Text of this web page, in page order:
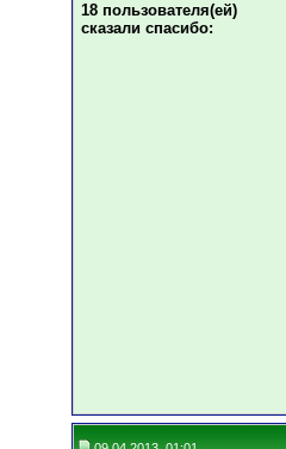
18 пользователя(ей)
сказали cпасибо: